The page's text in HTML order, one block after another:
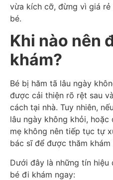
vừa kích cỡ, đừng vì giá rẻ
bé.
Khi nào nên
khám?
Bé bị hăm tã lâu ngày
được cải thiện rõ rệt sau
cách tại nhà. Tuy nhiên,
lâu ngày không khỏi, hoặc
mẹ không nên tiếp tục tự
bác sĩ để được thăm
Dưới đây là những tín hiệu
bé đi khám ngay: